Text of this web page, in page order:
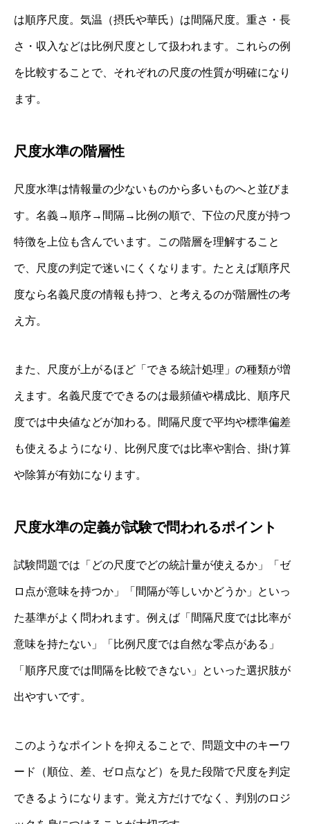
は順序尺度。気温（摂氏や華氏）は間隔尺度。重さ・長
さ・収入などは比例尺度として扱われます。これらの例
を比較することで、それぞれの尺度の性質が明確になり
ます。
尺度水準の階層性
尺度水準は情報量の少ないものから多いものへと並びま
す。名義→順序→間隔→比例の順で、下位の尺度が持つ
特徴を上位も含んでいます。この階層を理解すること
で、尺度の判定で迷いにくくなります。たとえば順序尺
度なら名義尺度の情報も持つ、と考えるのが階層性の考
え方。
また、尺度が上がるほど「できる統計処理」の種類が増
えます。名義尺度でできるのは最頻値や構成比、順序尺
度では中央値などが加わる。間隔尺度で平均や標準偏差
も使えるようになり、比例尺度では比率や割合、掛け算
や除算が有効になります。
尺度水準の定義が試験で問われるポイント
試験問題では「どの尺度でどの統計量が使えるか」「ゼ
ロ点が意味を持つか」「間隔が等しいかどうか」といっ
た基準がよく問われます。例えば「間隔尺度では比率が
意味を持たない」「比例尺度では自然な零点がある」
「順序尺度では間隔を比較できない」といった選択肢が
出やすいです。
このようなポイントを抑えることで、問題文中のキーワ
ード（順位、差、ゼロ点など）を見た段階で尺度を判定
できるようになります。覚え方だけでなく、判別のロジ